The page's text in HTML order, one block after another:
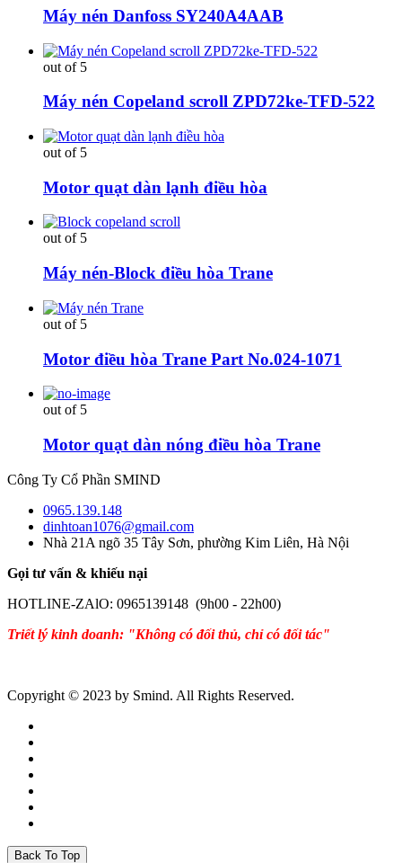
Máy nén Danfoss SY240A4AAB
out of 5
Máy nén Copeland scroll ZPD72ke-TFD-522
out of 5
Motor quạt dàn lạnh điều hòa
out of 5
Máy nén-Block điều hòa Trane
out of 5
Motor điều hòa Trane Part No.024-1071
out of 5
Motor quạt dàn nóng điều hòa Trane
Công Ty Cổ Phần SMIND
0965.139.148
dinhtoan1076@gmail.com
Nhà 21A ngõ 35 Tây Sơn, phường Kim Liên, Hà Nội
Gọi tư vấn & khiếu nại
HOTLINE-ZAlO: 0965139148 (9h00 - 22h00)
Triết lý kinh doanh: "Không có đối thủ, chỉ có đối tác"
Copyright © 2023 by Smind. All Rights Reserved.
Back To Top